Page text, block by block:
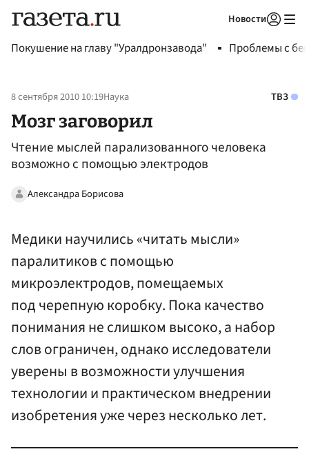
Новости
Покушение на главу "Уралдронзавода" Проблемы с
8 сентября 2010 10:19Наука ТВЗ
Мозг заговорил
Чтение мыслей парализованного человека
возможно с помощью электродов
Александра Борисова
Медики научились «читать мысли»
паралитиков с помощью
микроэлектродов, помещаемых
под черепную коробку. Пока качество
понимания не слишком высоко, а набор
слов ограничен, однако исследователи
уверены в возможности улучшения
технологии и практическом внедрении
изобретения уже через несколько лет.